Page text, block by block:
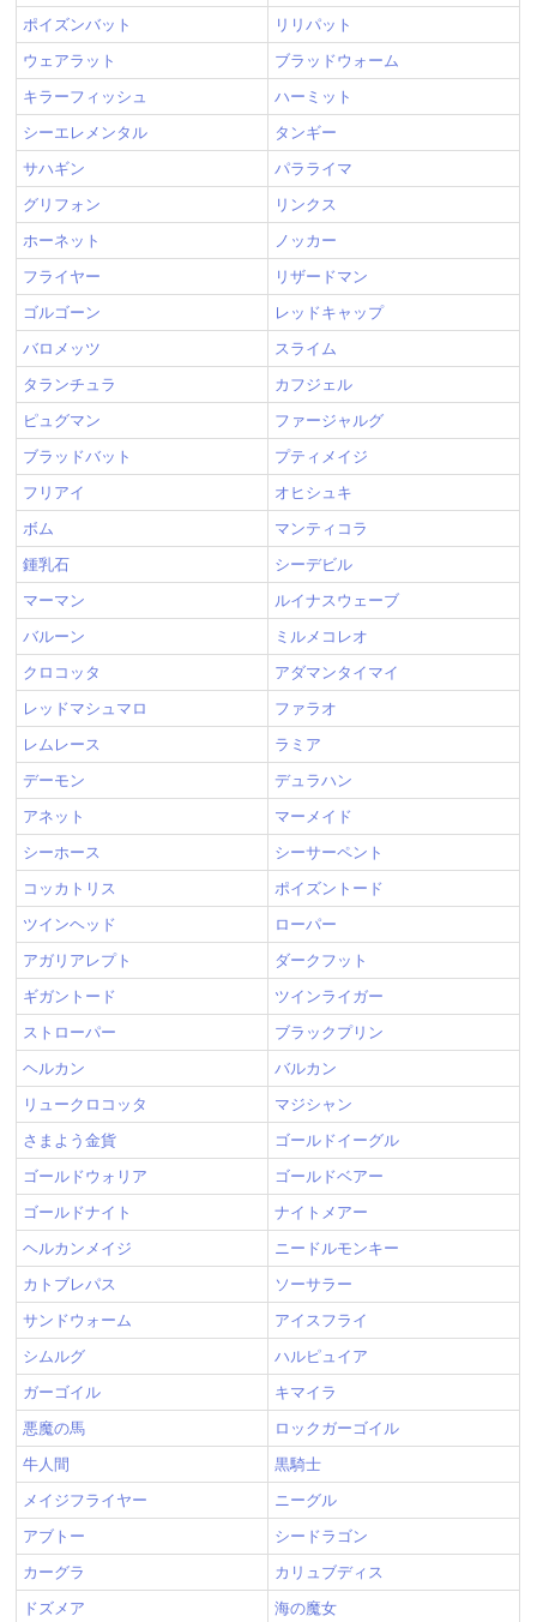
ポイズンバット
リリパット
ウェアラット
ブラッドウォーム
キラーフィッシュ
ハーミット
シーエレメンタル
タンギー
サハギン
パラライマ
グリフォン
リンクス
ホーネット
ノッカー
フライヤー
リザードマン
ゴルゴーン
レッドキャップ
バロメッツ
スライム
タランチュラ
カフジェル
ピュグマン
ファージャルグ
ブラッドバット
プティメイジ
フリアイ
オヒシュキ
ボム
マンティコラ
鍾乳石
シーデビル
マーマン
ルイナスウェーブ
バルーン
ミルメコレオ
クロコッタ
アダマンタイマイ
レッドマシュマロ
ファラオ
レムレース
ラミア
デーモン
デュラハン
アネット
マーメイド
シーホース
シーサーペント
コッカトリス
ポイズントード
ツインヘッド
ローパー
アガリアレプト
ダークフット
ギガントード
ツインライガー
ストローパー
ブラックプリン
ヘルカン
バルカン
リュークロコッタ
マジシャン
さまよう金貨
ゴールドイーグル
ゴールドウォリア
ゴールドベアー
ゴールドナイト
ナイトメアー
ヘルカンメイジ
ニードルモンキー
カトブレパス
ソーサラー
サンドウォーム
アイスフライ
シムルグ
ハルピュイア
ガーゴイル
キマイラ
悪魔の馬
ロックガーゴイル
牛人間
黒騎士
メイジフライヤー
ニーグル
アブトー
シードラゴン
カーグラ
カリュブディス
ドズメア
海の魔女